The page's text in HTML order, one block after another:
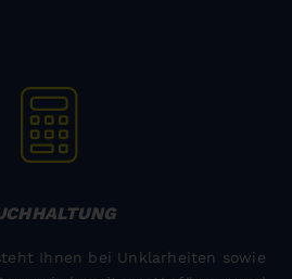
Ihnen bei Unklarheiten sowie